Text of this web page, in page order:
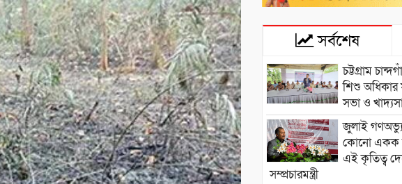
সর্বশেষ
চট্টগ্রাম
শিশু অধিকার
সভা ও
জুলাই
কোনো একক
এই কৃতিত্ব
সম্প্রচারমন্ত্রী